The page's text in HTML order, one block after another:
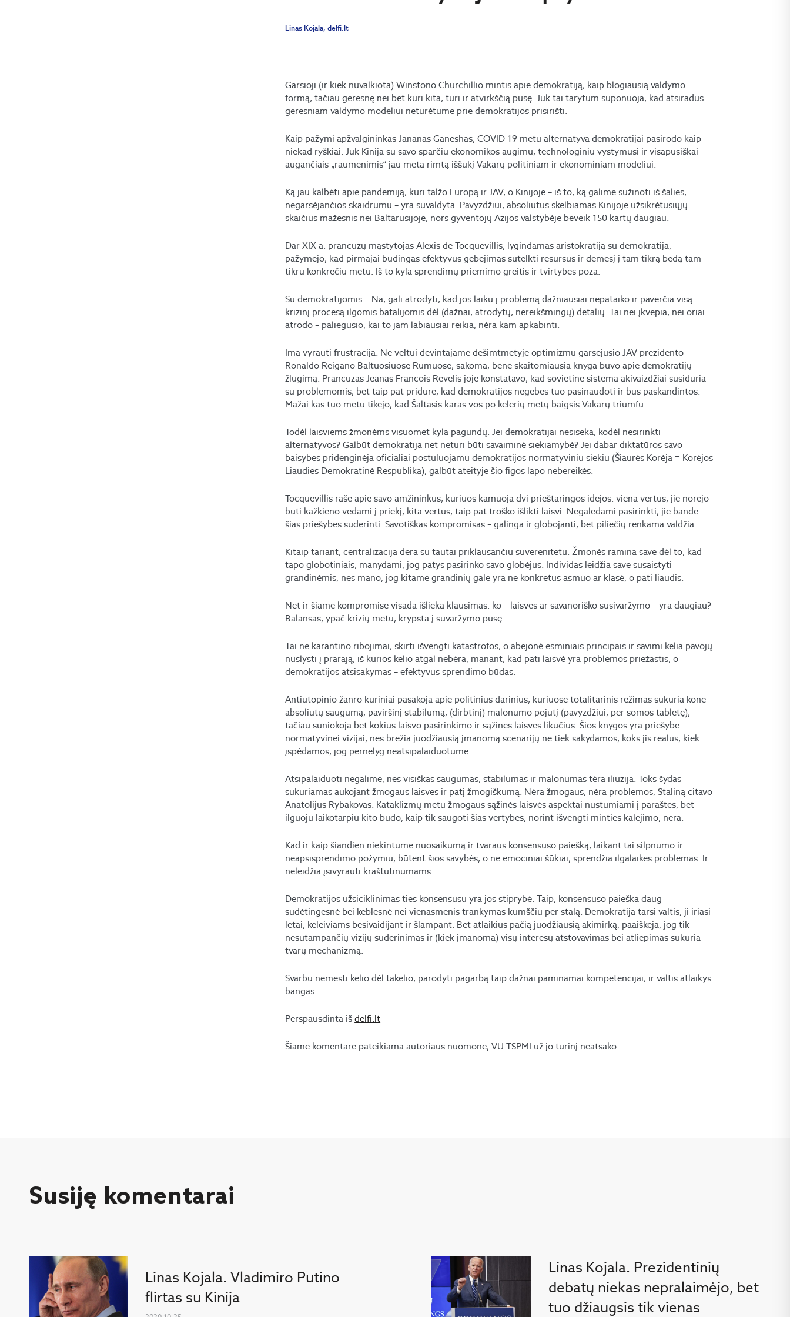
Linas Kojala, delfi.lt
Garsioji (ir kiek nuvalkiota) Winstono Churchillio mintis apie demokratiją, kaip blogiausią valdymo
formą, tačiau geresnę nei bet kuri kita, turi ir atvirkščią pusę. Juk tai tarytum suponuoja, kad atsiradus
geresniam valdymo modeliui neturėtume prie demokratijos prisirišti.
Kaip pažymi apžvalgininkas Jananas Ganeshas, COVID-19 metu alternatyva demokratijai pasirodo kaip
niekad ryškiai. Juk Kinija su savo sparčiu ekonomikos augimu, technologiniu vystymusi ir visapusiškai
augančiais „raumenimis“ jau meta rimtą iššūkį Vakarų politiniam ir ekonominiam modeliui.
Ką jau kalbėti apie pandemiją, kuri talžo Europą ir JAV, o Kinijoje – iš to, ką galime sužinoti iš šalies,
negarsėjančios skaidrumu – yra suvaldyta. Pavyzdžiui, absoliutus skelbiamas Kinijoje užsikrėtusiųjų
skaičius mažesnis nei Baltarusijoje, nors gyventojų Azijos valstybėje beveik 150 kartų daugiau.
Dar XIX a. prancūzų mąstytojas Alexis de Tocquevillis, lygindamas aristokratiją su demokratija,
pažymėjo, kad pirmajai būdingas efektyvus gebėjimas sutelkti resursus ir dėmesį į tam tikrą bėdą tam
tikru konkrečiu metu. Iš to kyla sprendimų priėmimo greitis ir tvirtybės poza.
Su demokratijomis… Na, gali atrodyti, kad jos laiku į problemą dažniausiai nepataiko ir paverčia visą
krizinį procesą ilgomis batalijomis dėl (dažnai, atrodytų, nereikšmingų) detalių. Tai nei įkvepia, nei oriai
atrodo – paliegusio, kai to jam labiausiai reikia, nėra kam apkabinti.
Ima vyrauti frustracija. Ne veltui devintajame dešimtmetyje optimizmu garsėjusio JAV prezidento
Ronaldo Reigano Baltuosiuose Rūmuose, sakoma, bene skaitomiausia knyga buvo apie demokratijų
žlugimą. Prancūzas Jeanas Francois Revelis joje konstatavo, kad sovietinė sistema akivaizdžiai susiduria
su problemomis, bet taip pat pridūrė, kad demokratijos negebės tuo pasinaudoti ir bus paskandintos.
Mažai kas tuo metu tikėjo, kad Šaltasis karas vos po kelerių metų baigsis Vakarų triumfu.
Todėl laisviems žmonėms visuomet kyla pagundų. Jei demokratijai nesiseka, kodėl nesirinkti
alternatyvos? Galbūt demokratija net neturi būti savaiminė siekiamybė? Jei dabar diktatūros savo
baisybes pridenginėja oficialiai postuluojamu demokratijos normatyviniu siekiu (Šiaurės Korėja = Korėjos
Liaudies Demokratinė Respublika), galbūt ateityje šio figos lapo nebereikės.
Tocquevillis rašė apie savo amžininkus, kuriuos kamuoja dvi prieštaringos idėjos: viena vertus, jie norėjo
būti kažkieno vedami į priekį, kita vertus, taip pat troško išlikti laisvi. Negalėdami pasirinkti, jie bandė
šias priešybes suderinti. Savotiškas kompromisas – galinga ir globojanti, bet piliečių renkama valdžia.
Kitaip tariant, centralizacija dera su tautai priklausančiu suverenitetu. Žmonės ramina save dėl to, kad
tapo globotiniais, manydami, jog patys pasirinko savo globėjus. Individas leidžia save susaistyti
grandinėmis, nes mano, jog kitame grandinių gale yra ne konkretus asmuo ar klasė, o pati liaudis.
Net ir šiame kompromise visada išlieka klausimas: ko – laisvės ar savanoriško susivaržymo – yra daugiau?
Balansas, ypač krizių metu, krypsta į suvaržymo pusę.
Tai ne karantino ribojimai, skirti išvengti katastrofos, o abejonė esminiais principais ir savimi kelia pavojų
nuslysti į prarają, iš kurios kelio atgal nebėra, manant, kad pati laisvė yra problemos priežastis, o
demokratijos atsisakymas – efektyvus sprendimo būdas.
Antiutopinio žanro kūriniai pasakoja apie politinius darinius, kuriuose totalitarinis režimas sukuria kone
absoliutų saugumą, paviršinį stabilumą, (dirbtinį) malonumo pojūtį (pavyzdžiui, per somos tabletę),
tačiau suniokoja bet kokius laisvo pasirinkimo ir sąžinės laisvės likučius. Šios knygos yra priešybė
normatyvinei vizijai, nes brėžia juodžiausią įmanomą scenarijų ne tiek sakydamos, koks jis realus, kiek
įspėdamos, jog pernelyg neatsipalaiduotume.
Atsipalaiduoti negalime, nes visiškas saugumas, stabilumas ir malonumas tėra iliuzija. Toks šydas
sukuriamas aukojant žmogaus laisves ir patį žmogiškumą. Nėra žmogaus, nėra problemos, Staliną citavo
Anatolijus Rybakovas. Kataklizmų metu žmogaus sąžinės laisvės aspektai nustumiami į paraštes, bet
ilguoju laikotarpiu kito būdo, kaip tik saugoti šias vertybes, norint išvengti minties kalėjimo, nėra.
Kad ir kaip šiandien niekintume nuosaikumą ir tvaraus konsensuso paiešką, laikant tai silpnumo ir
neapsisprendimo požymiu, būtent šios savybės, o ne emociniai šūkiai, sprendžia ilgalaikes problemas. Ir
neleidžia įsivyrauti kraštutinumams.
Demokratijos užsiciklinimas ties konsensusu yra jos stiprybė. Taip, konsensuso paieška daug
sudėtingesnė bei keblesnė nei vienasmenis trankymas kumščiu per stalą. Demokratija tarsi valtis, ji iriasi
lėtai, keleiviams besivaidijant ir šlampant. Bet atlaikius pačią juodžiausią akimirką, paaiškėja, jog tik
nesutampančių vizijų suderinimas ir (kiek įmanoma) visų interesų atstovavimas bei atliepimas sukuria
tvarų mechanizmą.
Svarbu nemesti kelio dėl takelio, parodyti pagarbą taip dažnai paminamai kompetencijai, ir valtis atlaikys
bangas.
Perspausdinta išdelfi.lt
Šiame komentare pateikiama autoriaus nuomonė, VU TSPMI už jo turinį neatsako.
Susiję komentarai
Linas Kojala. Vladimiro Putino
flirtas su Kinija
Linas Kojala. Prezidentinių
debatų niekas nepralaimėjo, bet
tuo džiaugsis tik vienas